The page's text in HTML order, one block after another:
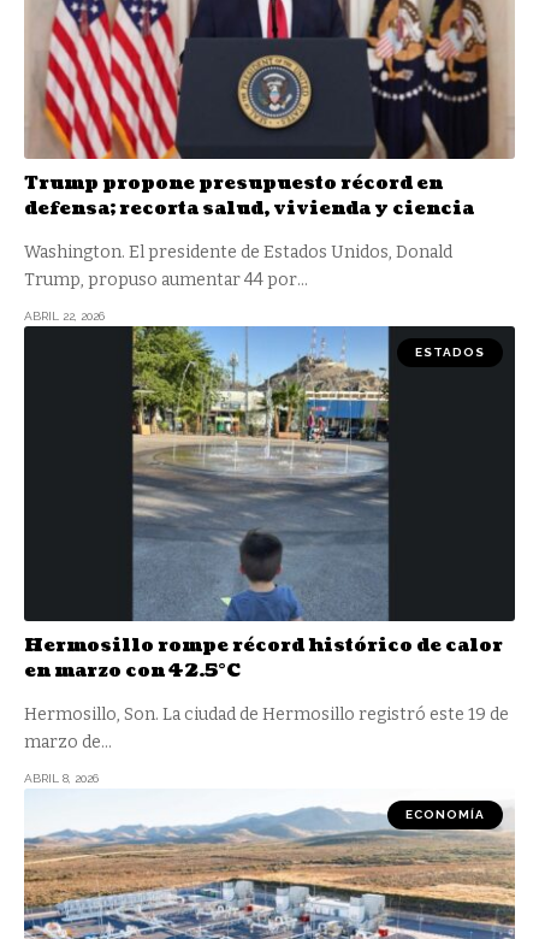
Trump propone presupuesto récord en
defensa; recorta salud, vivienda y ciencia
Washington. El presidente de Estados Unidos, Donald
Trump, propuso aumentar 44 por…
ABRIL 22, 2026
ESTADOS
Hermosillo rompe récord histórico de calor
en marzo con 42.5°C
Hermosillo, Son. La ciudad de Hermosillo registró este 19 de
marzo de…
ABRIL 8, 2026
ECONOMÍA